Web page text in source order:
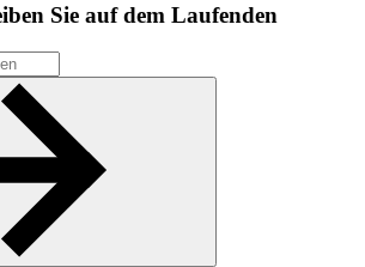
Sie auf dem Laufenden